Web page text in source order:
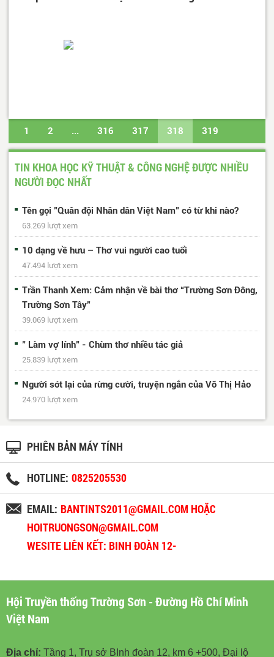
1 2 ... 316 317 318 319
320 ... 617 618 Trang cuối
TIN KHOA HỌC KỸ THUẬT & CÔNG NGHỆ ĐƯỢC NHIỀU
NGƯỜI ĐỌC NHẤT
Tên gọi "Quân đội Nhân dân Việt Nam" có từ khi nào?
63.269 lượt xem
10 dạng về hưu – Thơ vui người cao tuổi
47.494 lượt xem
Trần Thanh Xem: Cảm nhận về bài thơ “Trường Sơn Đông,
Trường Sơn Tây”
39.069 lượt xem
" Làm vợ lính" - Chùm thơ nhiều tác giả
25.839 lượt xem
Người sót lại của rừng cười, truyện ngắn của Võ Thị Hảo
24.970 lượt xem
PHIÊN BẢN MÁY TÍNH
HOTLINE: 0825205530
EMAIL: BANTINTS2011@GMAIL.COM HOẶC
HOITRUONGSON@GMAIL.COM
WESITE LIÊN KẾT: BINH ĐOÀN 12-
Hội Truyền thống Trường Sơn - Đường Hồ Chí Minh
Việt Nam
Địa chỉ: Tầng 1, Trụ sở BInh đoàn 12, km 6 +500, Đại lộ